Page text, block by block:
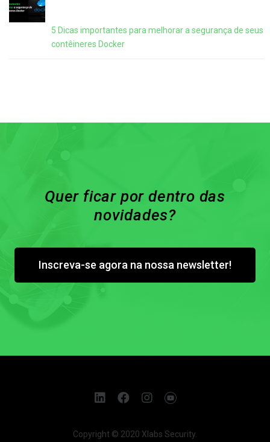
5 Dicas importantes para melhorar a segurança de seus
contêineres Docker
Quer ficar por dentro das
novidades?
Inscreva-se agora na nossa newsletter!
Copyright © 2020 Xlabs Security.